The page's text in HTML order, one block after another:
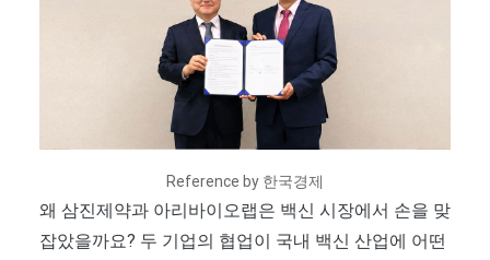
Reference by 한국경제
왜 삼진제약과 아리바이오랩은 백신 시장에서 손을 맞
잡았을까요? 두 기업의 협업이 국내 백신 산업에 어떤